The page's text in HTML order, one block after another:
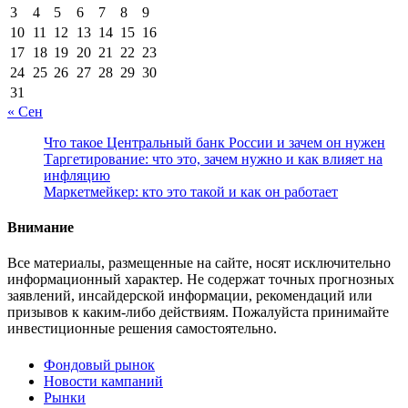
3 4 5 6 7 8
9
10 11 12 13 14 15 16
17 18 19 20 21 22 23
24 25 26 27 28 29 30
31
« Сен
Что такое Центральный банк России и зачем он нужен
Таргетирование: что это, зачем нужно и как влияет на
инфляцию
Маркетмейкер: кто это такой и как он работает
Внимание
Все материалы, размещенные на сайте, носят исключительно
информационный характер. Не содержат точных прогнозных
заявлений, инсайдерской информации, рекомендаций или
призывов к каким-либо действиям. Пожалуйста принимайте
инвестиционные решения самостоятельно.
Фондовый рынок
Новости кампаний
Рынки